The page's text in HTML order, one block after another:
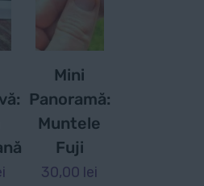
Mini
Panoramă:
Muntele
Fuji
30,00 lei